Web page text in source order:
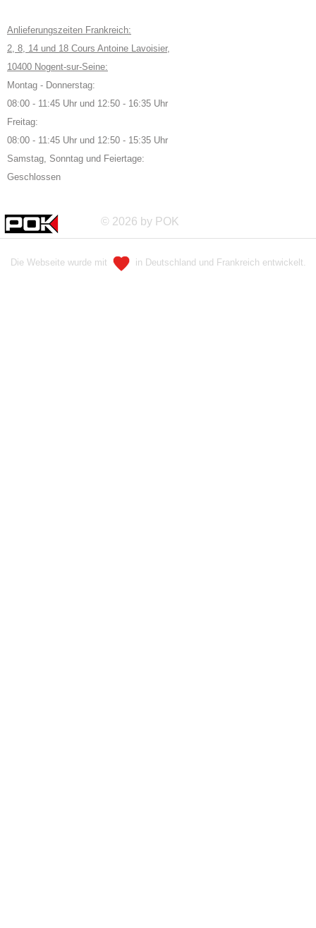
Anlieferungszeiten Frankreich:
2, 8, 14 und 18 Cours Antoine Lavoisier,
10400 Nogent-sur-Seine:
Montag - Donnerstag:
08:00 - 11:45 Uhr und 12:50 - 16:35 Uhr
Freitag:
08:00 - 11:45 Uhr und 12:50 - 15:35 Uhr
Samstag, Sonntag und Feiertage:
Geschlossen
© 2026 by POK
Die Webseite wurde mit in Deutschland und Frankreich entwickelt.